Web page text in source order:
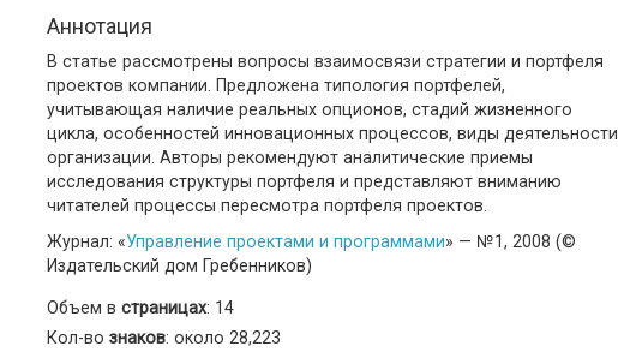
Аннотация
В статье рассмотрены вопросы взаимосвязи стратегии и портфеля
проектов компании. Предложена типология портфелей,
учитывающая наличие реальных опционов, стадий жизненного
цикла, особенностей инновационных процессов, виды деятельности
организации. Авторы рекомендуют аналитические приемы
исследования структуры портфеля и представляют вниманию
читателей процессы пересмотра портфеля проектов.
Журнал: «Управление проектами и программами» — №1, 2008 (©
Издательский дом Гребенников)
Объем в страницах: 14
Кол-во знаков: около 28,223